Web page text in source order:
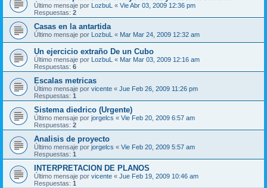
Último mensaje por LozbuL « Vie Abr 03, 2009 12:36 pm
Respuestas: 2
Casas en la antartida
Último mensaje por LozbuL « Mar Mar 24, 2009 12:32 am
Un ejercicio extraño De un Cubo
Último mensaje por LozbuL « Mar Mar 03, 2009 12:16 am
Respuestas: 6
Escalas metricas
Último mensaje por vicente « Jue Feb 26, 2009 11:26 pm
Respuestas: 1
Sistema diedrico (Urgente)
Último mensaje por jorgelcs « Vie Feb 20, 2009 6:57 am
Respuestas: 2
Analisis de proyecto
Último mensaje por jorgelcs « Vie Feb 20, 2009 5:57 am
Respuestas: 1
INTERPRETACION DE PLANOS
Último mensaje por vicente « Jue Feb 19, 2009 10:46 am
Respuestas: 1